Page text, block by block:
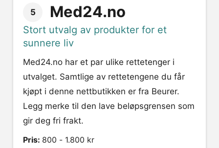
5 Med24.no
Stort utvalg av produkter for et
sunnere liv
Med24.no har et par ulike rettetenger i
utvalget. Samtlige av rettetengene du får
kjøpt i denne nettbutikken er fra Beurer.
Legg merke til den lave beløpsgrensen som
gir deg fri frakt.
Pris: 800 - 1.800 kr